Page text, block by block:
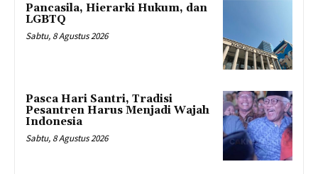
Pancasila, Hierarki Hukum, dan
LGBTQ
Sabtu, 8 Agustus 2026
Pasca Hari Santri, Tradisi
Pesantren Harus Menjadi Wajah
Indonesia
Sabtu, 8 Agustus 2026